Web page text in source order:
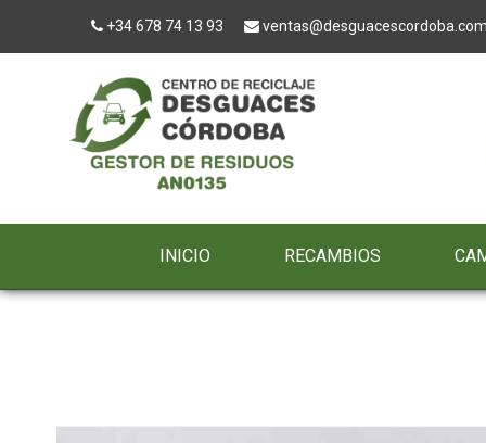
+34 678 74 13 93 ventas@desguacescordoba.com
INICIO RECAMBIOS